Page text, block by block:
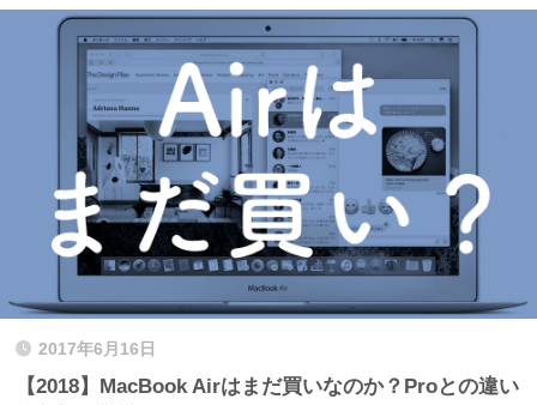
2017年6月16日
【2018】MacBook Airはまだ買いなのか？Proとの違い